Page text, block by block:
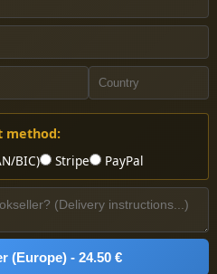
method:
BIC)
Stripe PayPal
(Europe) - 24.50 €